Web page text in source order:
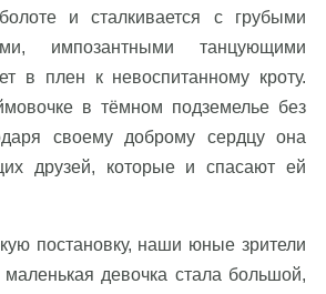
и сталкивается с грубыми
импозантными танцующими
в плен к невоспитанному кроту.
в тёмном подземелье без
своему доброму сердцу она
друзей, которые и спасают ей
постановку, наши юные зрители
девочка стала большой,